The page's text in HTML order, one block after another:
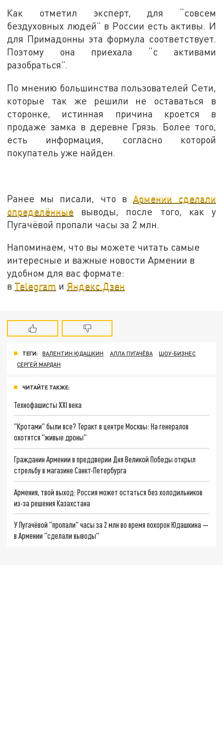
Как отметил эксперт, для “совсем
бездуховных людей” в России есть активы. И
для Примадонны эта формула соответствует.
Поэтому она приехала “с активами
разобраться”.
По мнению большинства пользователей Сети,
которые так же решили не оставаться в
сторонке, истинная причина кроется в
продаже замка в деревне Грязь. Более того,
есть информация, согласно которой
покупатель уже найден.
Ранее мы писали, что в Армении сделали
определённые выводы, после того, как у
Пугачёвой пропали часы за 2 млн.
Напоминаем, что вы можете читать самые
интересные и важные новости Армении в
удобном для вас формате:
в Telegram и Яндекс.Дзен
ТЕГИ: ВАЛЕНТИН ЮДАШКИН АЛЛА ПУГАЧЁВА
ШОУ-БИЗНЕС
СЕРГЕЙ МАРДАН
ЧИТАЙТЕ ТАКЖЕ:
Технофашисты XXI века
"Кротами" были все? Теракт в центре Москвы: На генералов
охотятся "живые дроны"
Гражданин Армении в преддверии Дня Великой Победы открыл
стрельбу в магазине Санкт-Петербурга
Армения, твой выход: Россия может остаться без холодильников
из-за решения Казахстана
У Пугачёвой "пропали" часы за 2 млн во время похорон Юдашкина —
в Армении "сделали выводы"